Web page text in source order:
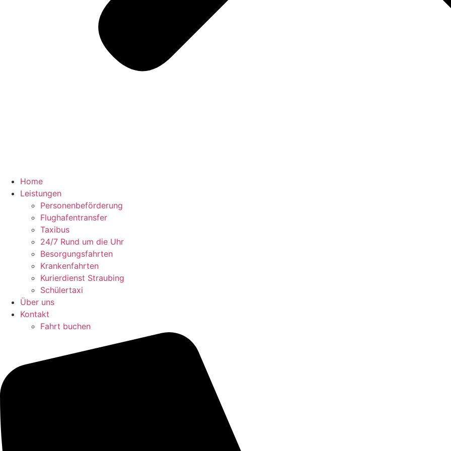
Home
Leistungen
Personenbeförderung
Flughafentransfer
Taxibus
24/7 Rund um die Uhr
Besorgungsfahrten
Krankenfahrten
Kurierdienst Straubing
Schülertaxi
Über uns
Kontakt
Fahrt buchen